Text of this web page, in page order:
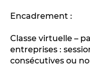
Encadrement :
Classe virtuelle –
entreprises :
consécutives ou